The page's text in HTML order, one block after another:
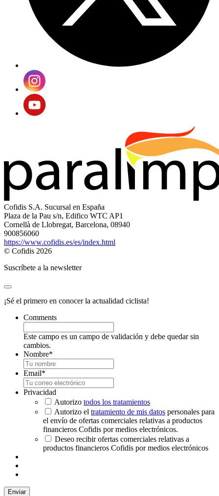
Cofidis S.A. Sucursal en España
Plaza de la Pau s/n, Edifico WTC AP1
Cornellà de Llobregat, Barcelona, 08940
900856060
https://www.cofidis.es/es/index.html
© Cofidis 2026
Suscríbete a la newsletter
¡Sé el primero en conocer la actualidad ciclista!
Comments
Este campo es un campo de validación y debe quedar sin
cambios.
Nombre*
Email*
Privacidad
Autorizo todos los tratamientos
Autorizo el tratamiento de mis datos personales para
el envío de ofertas comerciales relativas a productos
financieros Cofidis por medios electrónicos.
Deseo recibir ofertas comerciales relativas a
productos financieros Cofidis por medios electrónicos
Enviar